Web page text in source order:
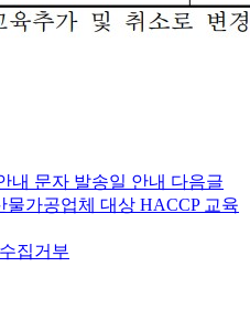
내 문자 발송일 안내 다음글
물가공업체 대상 HACCP 교육
집거부